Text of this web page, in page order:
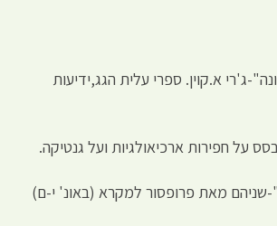
ג'רי א.קוין. ספרי עלית הגג,ידיעות
על חפירות ארכיאולגיות ועל גנטיקה.
שניהם מאת פרופסור למקרא (באונ' י-ם)